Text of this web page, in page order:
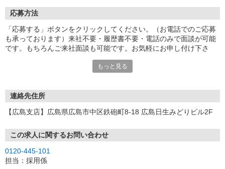
応募方法
「応募する」ボタンをクリックしてください。（お電話でのご応募
も承っております）来社不要・履歴書不要・電話のみで面談が可能
です。もちろんご来社面談も可能です。お気軽にお申し付け下さ
もっと見る
連絡先住所
【広島支店】広島県広島市中区鉄砲町8-18 広島日生みどりビル2F
この求人に関するお問い合わせ
0120-445-101
担当：採用係